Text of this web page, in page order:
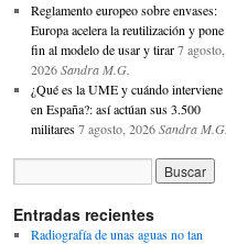
Reglamento europeo sobre envases:
Europa acelera la reutilización y pone
fin al modelo de usar y tirar 7 agosto,
2026 Sandra M.G.
¿Qué es la UME y cuándo interviene
en España?: así actúan sus 3.500
militares 7 agosto, 2026 Sandra M.G.
Entradas recientes
Radiografía de unas aguas no tan